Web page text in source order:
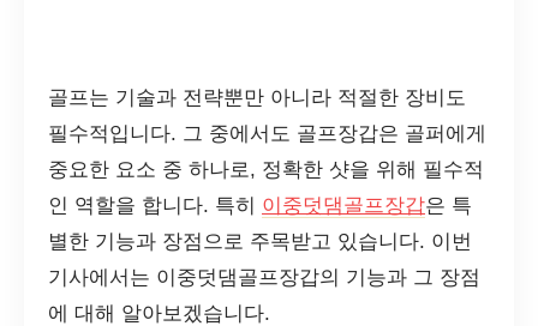
골프는 기술과 전략뿐만 아니라 적절한 장비도
필수적입니다. 그 중에서도 골프장갑은 골퍼에게
중요한 요소 중 하나로, 정확한 샷을 위해 필수적
인 역할을 합니다. 특히 이중덧댐골프장갑은 특
별한 기능과 장점으로 주목받고 있습니다. 이번
기사에서는 이중덧댐골프장갑의 기능과 그 장점
에 대해 알아보겠습니다.